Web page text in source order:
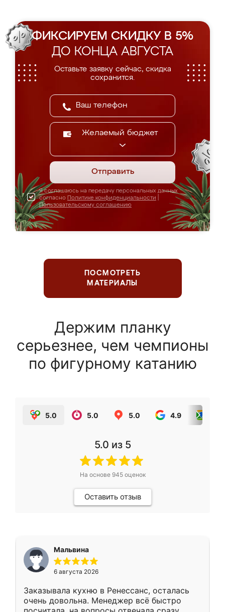
ФИКСИРУЕМ СКИДКУ В 5%
ДО КОНЦА АВГУСТА
Оставьте заявку сейчас, скидка
сохранится.
Желаемый бюджет
Отправить
Я соглашаюсь на передачу персональных данных
согласно Политике конфиденциальности
Пользовательскому соглашению
ПОСМОТРЕТЬ
МАТЕРИАЛЫ
Держим планку
серьезнее, чем чемпионы
по фигурному катанию
5.0 5.0 5.0 4.9
5.0 из 5
На основе 945оценок
Оставить отзыв
Мальвина
6 августа 2026
Заказывала кухню в Ренессанс, осталась
очень довольна. Менеджер всё быстро